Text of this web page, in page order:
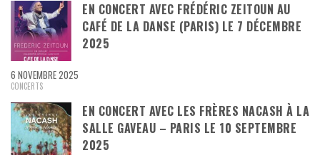
EN CONCERT AVEC FRÉDÉRIC ZEITOUN AU
CAFÉ DE LA DANSE (PARIS) LE 7 DÉCEMBRE
2025
6 NOVEMBRE 2025
CONCERTS
EN CONCERT AVEC LES FRÈRES NACASH À LA
SALLE GAVEAU – PARIS LE 10 SEPTEMBRE
2025